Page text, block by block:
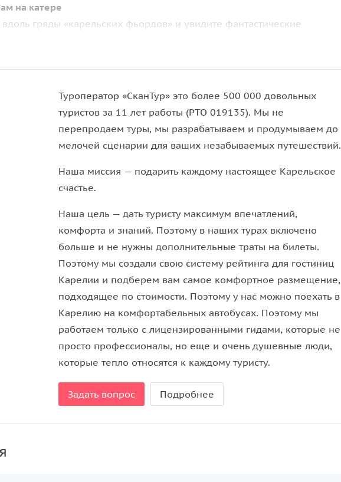
на катере
гряды «карельских фьордов» и увидите фантастические
названный Ястребиной скалой,
острове Хонкасало.Самую высокую его вершину
с нее вы сможете окинуть взглядом всю невероятную панораму
Туроператор «‎СканТур»‎ это более 500 000 довольных
туристов за 11 лет работы (РТО 019135). Мы не
перепродаем туры, мы разрабатываем и продумываем до
мелочей сценарии для ваших незабываемых путешествий.
Наша миссия — подарить каждому настоящее Карельское
счастье.
Наша цель — дать туристу максимум впечатлений,
комфорта и знаний. Поэтому в наших турах включено
больше и не нужны дополнительные траты на билеты.
Поэтому мы создали свою систему рейтинга для гостиниц
Карелии и подберем вам самое комфортное размещение,
подходящее по стоимости. Поэтому у нас можно поехать в
Карелию на комфортабельных автобусах. Поэтому мы
работаем только с лицензированными гидами, которые не
просто профессионалы, но еще и очень душевные люди,
которые тепло относятся к каждому туристу.
Задать вопрос Подробнее